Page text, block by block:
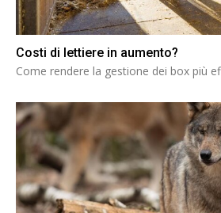
Costi di lettiere in aumento?
Come rendere la gestione dei box più